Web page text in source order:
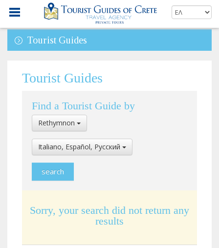
Tourist Guides
Tourist Guides
Find a Tourist Guide by
Select
Location
Rethymnon
Select
Language
Italiano, Español, Pусский
Sorry, your search did not return any
results